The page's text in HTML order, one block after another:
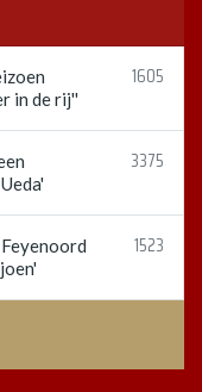
in de rij''
1605
3375
1523